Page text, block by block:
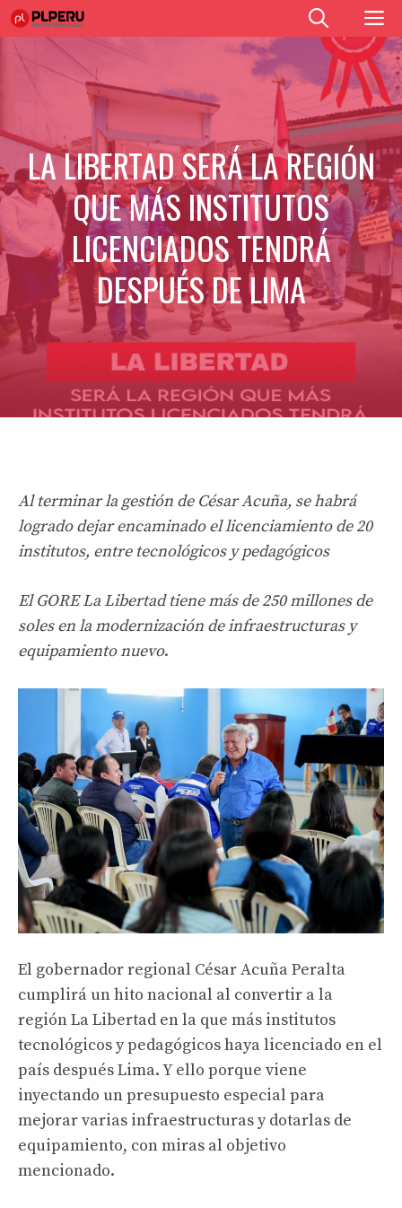
Saltar
al
contenido
LA LIBERTAD SERÁ LA REGIÓN
QUE MÁS INSTITUTOS
LICENCIADOS TENDRÁ
DESPUÉS DE LIMA
Al terminar la gestión de César Acuña, se habrá
logrado dejar encaminado el licenciamiento de 20
institutos, entre tecnológicos y pedagógicos
El GORE La Libertad tiene más de 250 millones de
soles en la modernización de infraestructuras y
equipamiento nuevo.
El gobernador regional César Acuña Peralta
cumplirá un hito nacional al convertir a la
región La Libertad en la que más institutos
tecnológicos y pedagógicos haya licenciado en el
país después Lima. Y ello porque viene
inyectando un presupuesto especial para
mejorar varias infraestructuras y dotarlas de
equipamiento, con miras al objetivo
mencionado.